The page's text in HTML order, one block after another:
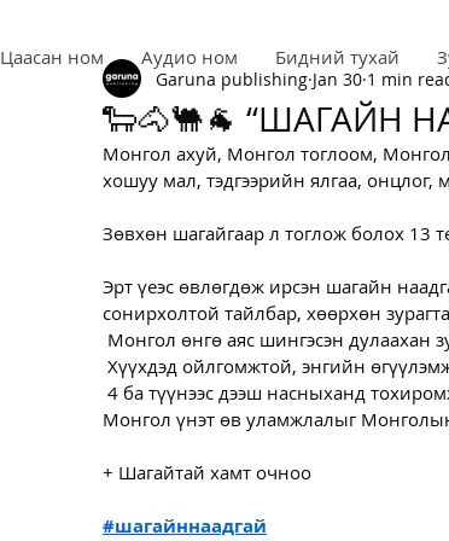
Цаасан ном Аудио ном Бидний тухай
🐑🐴🐫🐐 “ШАГАЙН
Garuna publishing Jan 30 1 min
Монгол ахуй, Монгол тоглоом,
хошуу мал, тэдгээрийн ялгаа,
Зөвхөн шагайгаар л тоглож болох 13
Эрт үеэс өвлөгдөж ирсэн шагайн
сонирхолтой тайлбар, хөөрхөн
Монгол өнгө аяс шингэсэн дулаахан
Хүүхдэд ойлгомжтой, энгийн
4 ба түүнээс дээш насныханд
Монгол үнэт өв уламжлалыг
+ Шагайтай хамт очноо
#шагайннаадгай